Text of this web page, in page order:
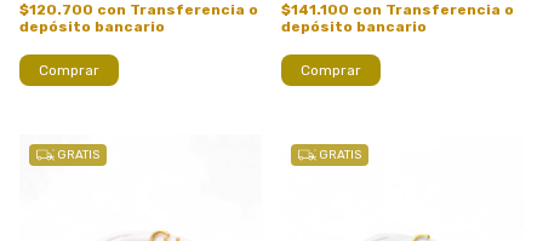
$120.700 con Transferencia o
depósito bancario
Comprar
$141.100 con Transferencia o
depósito bancario
Comprar
GRATIS GRATIS